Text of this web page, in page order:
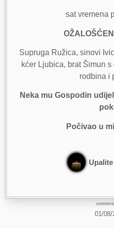
sat vremena
Supruga Ružica, sinovi
kćer Ljubica, brat Šimun
rodbina i
Neka mu Gospodin
Počivao u
01/08/